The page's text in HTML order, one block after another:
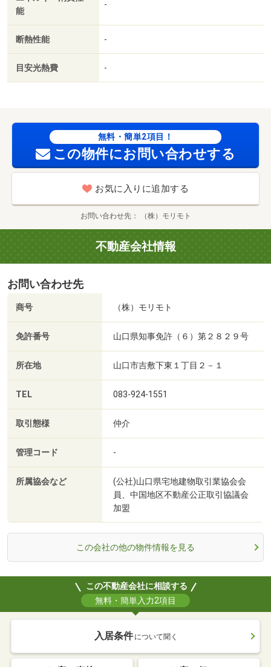
能
-
断熱性能 -
目安光熱費 -
無料・簡単2項目！
この物件にお問い合わせする
お気に入りに追加する
お問い合わせ先 （株）モリモト
不動産会社情報
お問い合わせ先
商号 （株）モリモト
免許番号 山口県知事免許（６）第２８２９号
所在地 山口市吉敷下東１丁目２－１
TEL 083-924-1551
取引態様 仲介
管理コード -
所属協会など
(公社)山口県宅地建物取引業協会会
員、中国地区不動産公正取引協議会
加盟
この会社の他の物件情報を見る
この不動産会社に相談する
無料・簡単入力2項目
入居条件 について聞く